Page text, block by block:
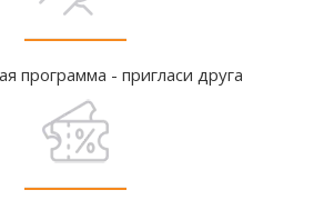
программа - пригласи друга